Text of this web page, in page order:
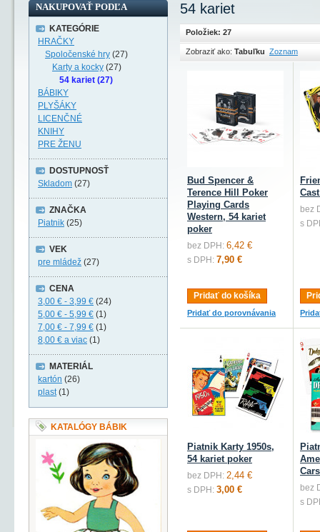
54 kariet
Položiek: 27
Zobraziť ako: Tabuľku Zoznam
Bud Spencer &
Terence Hill Poker
Playing Cards
Western, 54 kariet
poker
bez DPH: 6,42 €
s DPH: 7,90 €
Pridať do košíka
Pridať do porovnávania
bez
s
Piatnik Karty 1950s,
54 kariet poker
bez DPH: 2,44 €
s DPH: 3,00 €
bez
s
NAKUPOVAŤ PODĽA
KATEGÓRIE
HRAČKY
Spoločenské hry (27)
Karty a kocky (27)
54 kariet (27)
BÁBIKY
PLYŠÁKY
LICENČNÉ
KNIHY
PRE ŽENU
DOSTUPNOSŤ
Skladom (27)
ZNAČKA
Piatnik (25)
VEK
pre mládež (27)
CENA
3,00 € - 3,99 € (24)
5,00 € - 5,99 € (1)
7,00 € - 7,99 € (1)
8,00 € a viac (1)
MATERIÁL
kartón (26)
plast(1)
KATALÓGY BÁBIK